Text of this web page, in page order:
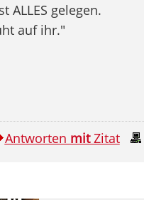
ALLES gelegen.
auf ihr."
Antworten mitZitat